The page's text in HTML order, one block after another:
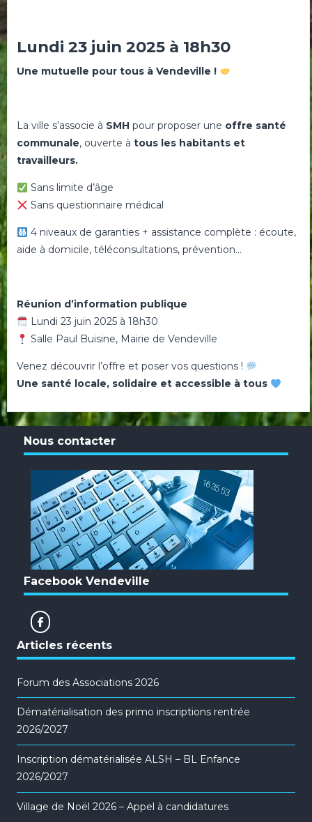
Lundi 23 juin 2025 à 18h30
Une mutuelle pour tous à Vendeville !
La ville s’associe à SMH pour proposer une offre santé
communale, ouverte àtous les habitants et
travailleurs.
Sans limite d’âge
Sans questionnaire médical
4 niveaux de garanties + assistance complète : écoute,
aide à domicile, téléconsultations, prévention…
Réunion d’information publique
Lundi 23 juin 2025 à 18h30
Salle Paul Buisine, Mairie de Vendeville
Venez découvrir l’offre et poser vos questions !
Une santé locale, solidaire et accessible à tous
Nous contacter
Facebook Vendeville
Articles récents
Forum des Associations 2026
Dématérialisation des primo inscriptions rentrée
2026/2027
Inscription dématérialisée ALSH – BL Enfance
2026/2027
Village de Noël 2026 – Appel à candidatures